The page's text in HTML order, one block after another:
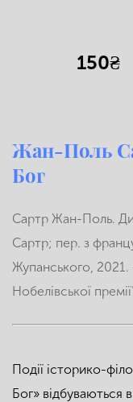
150₴
Жан-Поль
Бог
Сартр Жан-Поль.
Сартр; пер. з
Жупанського, 2021.
Нобелівської
Події історико-
Бог» відбуваються